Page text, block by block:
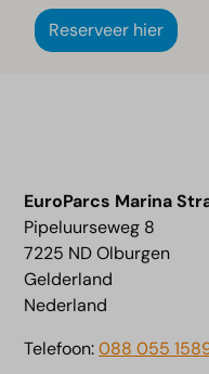
Reserveer hier
EuroParcs Marina
Pipeluurseweg 8
7225 ND Olburgen
Gelderland
Nederland
Telefoon:088 055